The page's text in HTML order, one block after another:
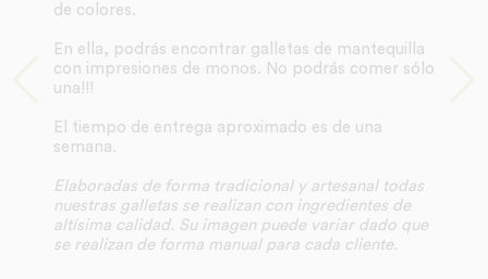
de colores.
En ella, podrás encontrar galletas de mantequilla
con impresiones de monos. No podrás comer sólo
una!!!
El tiempo de entrega aproximado es de una
semana.
Elaboradas de forma tradicional y artesanal todas
nuestras galletas se realizan con ingredientes de
altísima calidad. Su imagen puede variar dado que
se realizan de forma manual para cada cliente.